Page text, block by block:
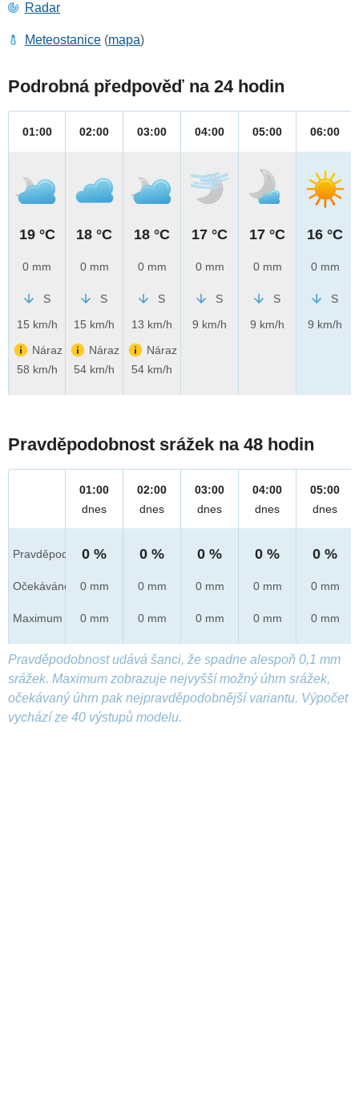
Radar
Meteostanice (mapa)
Podrobná předpověď na 24 hodin
01:00
19 °C
0 mm
S
15 km/h
Náraz
58 km/h
02:00
18 °C
0 mm
S
15 km/h
Náraz
54 km/h
03:00
18 °C
0 mm
S
13 km/h
Náraz
54 km/h
04:00
17 °C
0 mm
S
9 km/h
05:00
17 °C
0 mm
S
9 km/h
06:00
16 °C
0 mm
S
9 km/h
Pravděpodobnost srážek na 48 hodin
Pravděpod.
Očekáváno
Maximum
01:00
dnes
0 %
0 mm
0 mm
02:00
dnes
0 %
0 mm
0 mm
03:00
dnes
0 %
0 mm
0 mm
04:00
dnes
0 %
0 mm
0 mm
05:00
dnes
0 %
0 mm
0 mm
Pravděpodobnost udává šanci, že spadne alespoň 0,1 mm
srážek. Maximum zobrazuje nejvyšší možný úhrn srážek,
očekávaný úhrn pak nejpravděpodobnější variantu. Výpočet
vychází ze 40 výstupů modelu.